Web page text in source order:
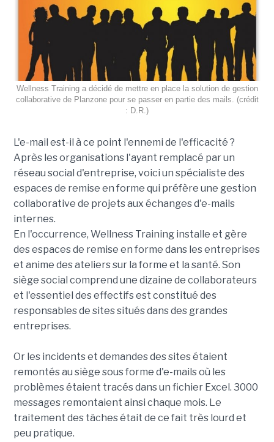
Wellness Training a décidé de mettre en place la solution de gestion
collaborative de Planzone pour se passer en partie des mails. (crédit
: D.R.)
L'e-mail est-il à ce point l'ennemi de l'efficacité ?
Après les organisations l'ayant remplacé par un
réseau social d'entreprise, voici un spécialiste des
espaces de remise en forme qui préfère une gestion
collaborative de projets aux échanges d'e-mails
internes.
En l'occurrence, Wellness Training installe et gère
des espaces de remise en forme dans les entreprises
et anime des ateliers sur la forme et la santé. Son
siège social comprend une dizaine de collaborateurs
et l'essentiel des effectifs est constitué des
responsables de sites situés dans des grandes
entreprises.
Or les incidents et demandes des sites étaient
remontés au siège sous forme d'e-mails où les
problèmes étaient tracés dans un fichier Excel. 3000
messages remontaient ainsi chaque mois. Le
traitement des tâches était de ce fait très lourd et
peu pratique.